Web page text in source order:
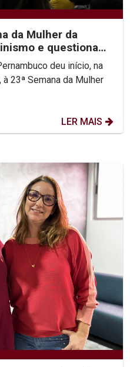
da Mulher da
e questiona
deu início, na
23ª Semana da Mulher
LER MAIS